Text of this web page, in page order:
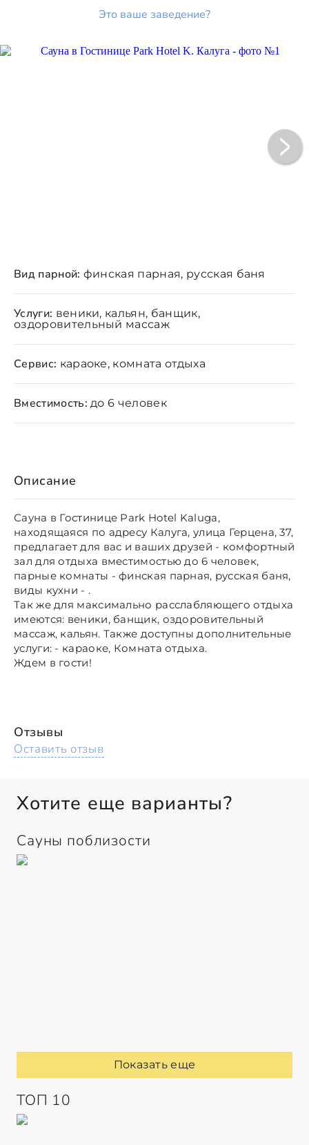
Это ваше заведение?
Описание
Сауна в Гостинице Park Hotel Kaluga,
находящаяся по адресу Калуга, улица Герцена, 37,
предлагает для вас и ваших друзей - комфортный
зал для отдыха вместимостью до 6 человек,
парные комнаты - финская парная, русская баня,
виды кухни - .
Так же для максимально расслабляющего отдыха
имеются: веники, банщик, оздоровительный
массаж, кальян. Также доступны дополнительные
услуги: - караоке, Комната отдыха.
Ждем в гости!
Вид парной: финская парная, русская баня
Услуги: веники, кальян, банщик,
оздоровительный массаж
Сервис: караоке, комната отдыха
Вместимость: до 6 человек
Отзывы
Оставить отзыв
Хотите еще варианты?
Сауны поблизости
Показать еще
ТОП 10